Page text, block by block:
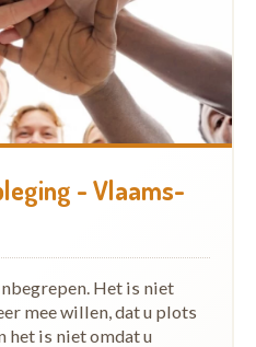
- Vlaams-
Het is niet
mee willen, dat u plots
het is niet omdat u